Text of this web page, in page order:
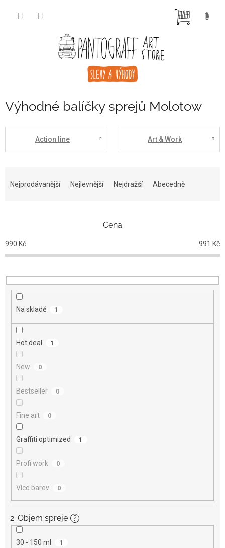
Výhodné balíčky sprejů Molotow
Action line Art & Work
p
r
o
u
Nejprodávanější Nejlevnější Nejdražší Abecedně
Cena
990 Kč 991 Kč
Na skladě 1
Hot deal 1
New 0
Bestseller 0
Fine art 0
Graffiti optimized 1
Profi work 0
Více barev 0
2. Objem spreje ?
30 - 150 ml 1